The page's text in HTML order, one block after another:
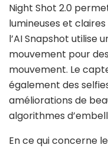
Night Shot 2.0
lumineuses et
l’AI Snapshot utilise
mouvement pour
mouvement. Le
également des
améliorations de
algorithmes
En ce qui concerne